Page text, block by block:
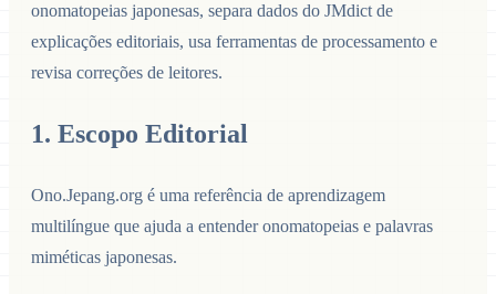
onomatopeias japonesas, separa dados do JMdict de
explicações editoriais, usa ferramentas de processamento e
revisa correções de leitores.
1. Escopo Editorial
Ono.Jepang.org é uma referência de aprendizagem
multilíngue que ajuda a entender onomatopeias e palavras
miméticas japonesas.